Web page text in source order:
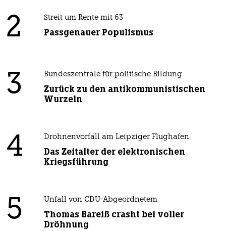
2 Streit um Rente mit 63
Passgenauer Populismus
3 Bundeszentrale für politische Bildung
Zurück zu den antikommunistischen
Wurzeln
4 Drohnenvorfall am Leipziger Flughafen
Das Zeitalter der elektronischen
Kriegsführung
5 Unfall von CDU-Abgeordnetem
Thomas Bareiß crasht bei voller
Dröhnung